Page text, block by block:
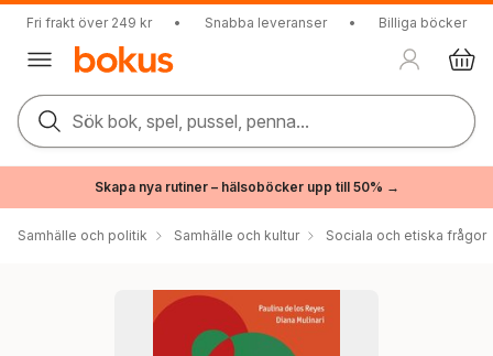
Fri frakt över 249 kr • Snabba leveranser • Billiga böcker
Sök bok, spel, pussel, penna...
Skapa nya rutiner – hälsoböcker upp till 50% →
Samhälle och politik Samhälle och kultur Sociala och etiska frågor